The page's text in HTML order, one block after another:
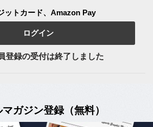
ットカード、Amazon Pay
ログイン
登録の受付は終了しました
ガジン登録（無料）